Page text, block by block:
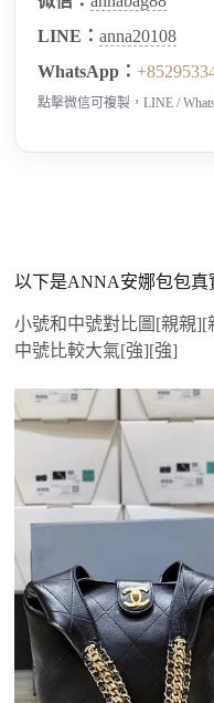
LINE：anna20108
WhatsApp：
點擊微信可複製，LINE /
以下是ANNA安娜包包真
小號和中號對比圖[親親][
中號比較大氣[強][強]